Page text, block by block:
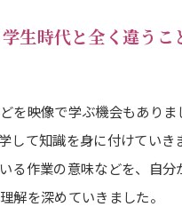
生時代と全く違う
を映像で学ぶ機会もありま
して知識を身に付けてい
る作業の意味などを、自
解を深めていきました。